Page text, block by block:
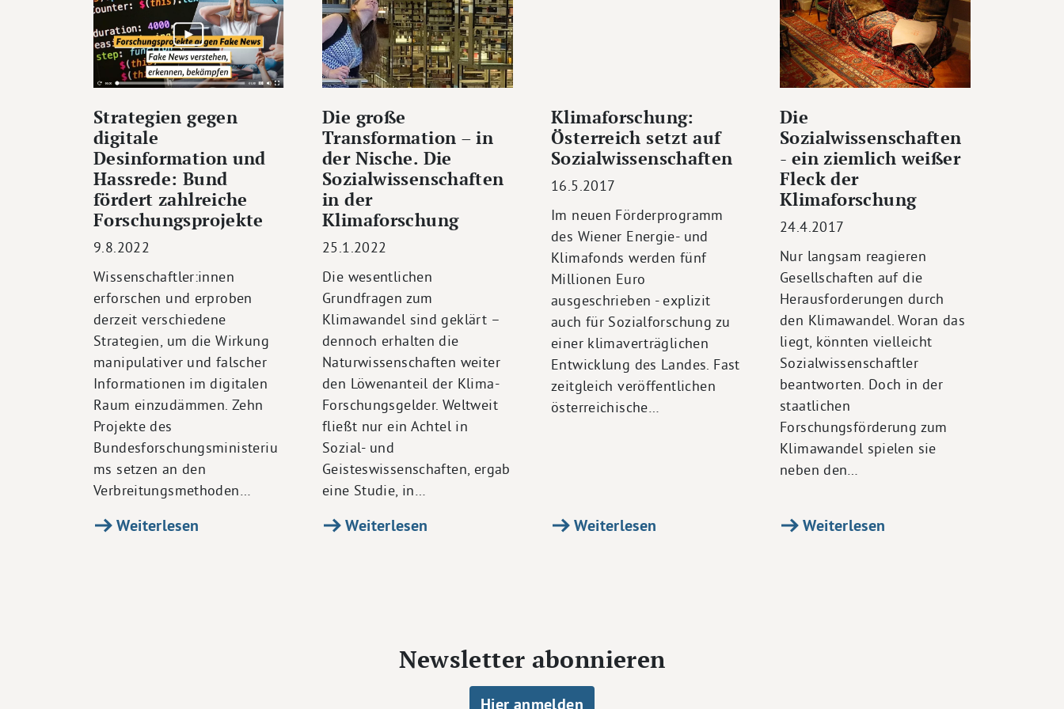
Strategien gegen
digitale
Desinformation und
Hassrede: Bund
fördert zahlreiche
Forschungsprojekte
9.8.2022
Wissenschaftler:innen
erforschen und erproben
derzeit verschiedene
Strategien, um die Wirkung
manipulativer und falscher
Informationen im digitalen
Raum einzudämmen. Zehn
Projekte des
Bundesforschungsministeriu
ms setzen an den
Verbreitungsmethoden…
Weiterlesen
Die große
Transformation – in
der Nische. Die
Sozialwissenschaften
in der
Klimaforschung
25.1.2022
Die wesentlichen
Grundfragen zum
Klimawandel sind geklärt –
dennoch erhalten die
Naturwissenschaften weiter
den Löwenanteil der Klima-
Forschungsgelder. Weltweit
fließt nur ein Achtel in
Sozial- und
Geisteswissenschaften, ergab
eine Studie, in…
Weiterlesen
Klimaforschung:
Österreich setzt auf
Sozialwissenschaften
16.5.2017
Im neuen Förderprogramm
des Wiener Energie- und
Klimafonds werden fünf
Millionen Euro
ausgeschrieben - explizit
auch für Sozialforschung zu
einer klimaverträglichen
Entwicklung des Landes. Fast
zeitgleich veröffentlichen
österreichische…
Weiterlesen
Die
Sozialwissenschaften
- ein ziemlich weißer
Fleck der
Klimaforschung
24.4.2017
Nur langsam reagieren
Gesellschaften auf die
Herausforderungen durch
den Klimawandel. Woran das
liegt, könnten vielleicht
Sozialwissenschaftler
beantworten. Doch in der
staatlichen
Forschungsförderung zum
Klimawandel spielen sie
neben den…
Weiterlesen
Newsletter abonnieren
Hier anmelden